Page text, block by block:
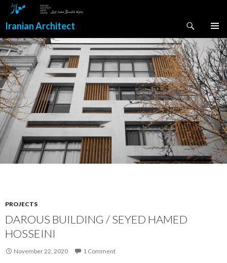
Iranian Architect
MENU
TO
CONTENT
PROJECTS
DAROUS BUILDING / SEYED HAMED
HOSSEINI
November 22, 2020 1 Comment